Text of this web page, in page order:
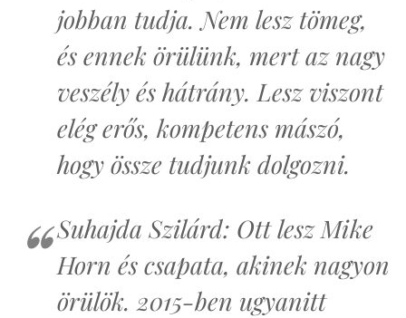
jobban tudja. Nem lesz tömeg,
és ennek örülünk, mert az nagy
veszély és hátrány. Lesz viszont
elég erős, kompetens mászó,
hogy össze tudjunk dolgozni.
Suhajda Szilárd: Ott lesz Mike
Horn és csapata, akinek nagyon
örülök. 2015-ben ugyanitt